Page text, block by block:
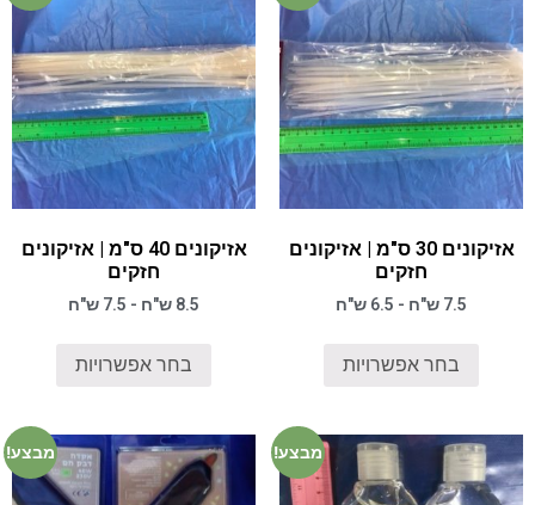
אזיקונים 30 ס"מ | אזיקונים
חזקים
7.5 ש"ח - 6.5 ש"ח
בחר אפשרויות
אזיקונים 40 ס"מ | אזיקונים
חזקים
8.5 ש"ח - 7.5 ש"ח
בחר אפשרויות
מבצע! מבצע!